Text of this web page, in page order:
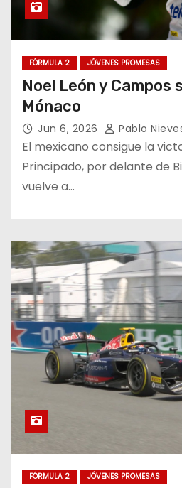
FÓRMULA 2 JÓVENES PROMESAS
Noel León y Campos
Mónaco
Jun 6, 2026 Pablo
El mexicano consigue la
Principado, por delante de
vuelve a…
FÓRMULA 2 JÓVENES PROMESAS